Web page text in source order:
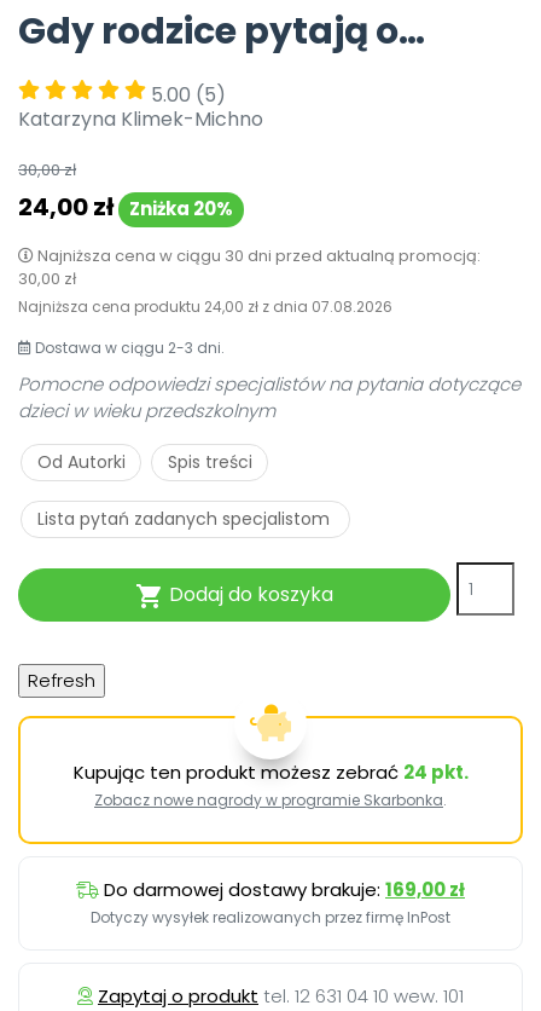
Pomoc
Gdy rodzice pytają o…
5.00 (5)
Katarzyna Klimek-Michno
30,00 zł
24,00 zł Zniżka 20%
Najniższa cena w ciągu 30 dni przed aktualną promocją:
30,00 zł
Najniższa cena produktu 24,00 zł z dnia 07.08.2026
Dostawa w ciągu 2-3 dni.
Pomocne odpowiedzi specjalistów na pytania dotyczące
dzieci w wieku przedszkolnym
Od Autorki Spis treści
Lista pytań zadanych specjalistom
 Dodaj do koszyka
Kupując ten produkt możesz zebrać 24 pkt.
Zobacz nowe nagrody w programie Skarbonka.
Do darmowej dostawy brakuje: 169,00 zł
Dotyczy wysyłek realizowanych przez firmę InPost
Zapytaj o produkt tel. 12 631 04 10 wew. 101